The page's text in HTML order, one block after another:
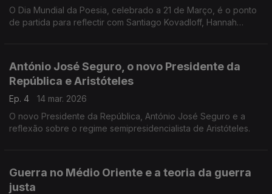
O Dia Mundial da Poesia, celebrado a 21 de Março, é o ponto
de partida para reflectir com Santiago Kovadloff, Hannah
António José Seguro, o novo Presidente da
República e Aristóteles
Ep. 4
14 mar. 2026
O novo Presidente da República, António José Seguro e a
reflexão sobre o regime semipresidencialista de Aristóteles.
Guerra no Médio Oriente e a teoria da guerra
justa